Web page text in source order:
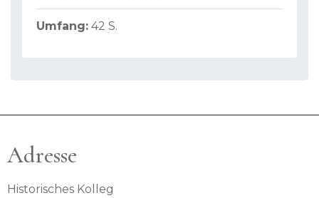
Umfang: 42 S.
Adresse
Historisches Kolleg